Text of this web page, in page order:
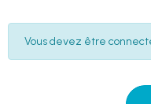
Vous devez être